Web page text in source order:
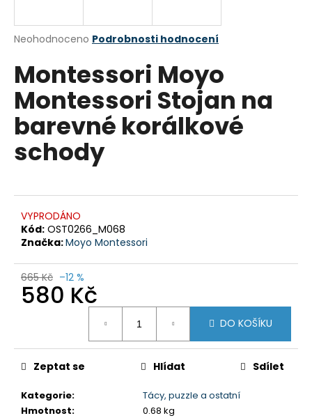
Průměrné
produktu
je
0,0
5
hvězdiček.
Neohodnoceno Podrobnosti hodnocení
Montessori Moyo
Montessori Stojan na
barevné korálkové
schody
VYPRODÁNO
Kód: OST0266_M068
Značka:Moyo Montessori
665 Kč –12 %
580 Kč
DO KOŠÍKU
Kategorie:
Tácy, puzzle a ostatní
Hmotnost:
0.68 kg
Zeptat se Hlídat Sdílet
j
t
?
D
o
o
u
j
e
m
e